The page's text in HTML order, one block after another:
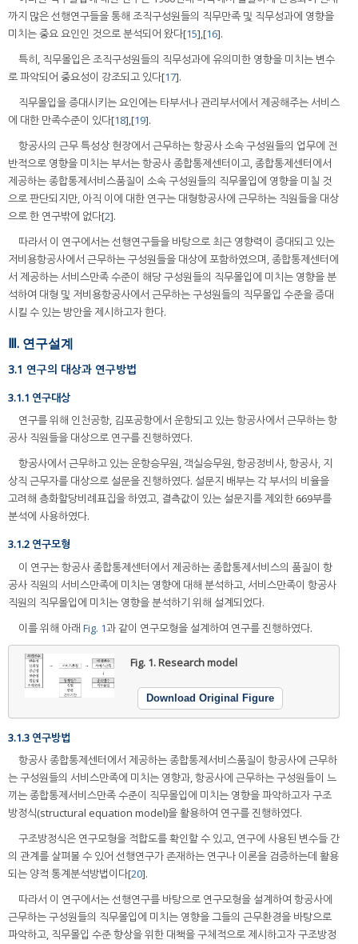
까지 많은 선행연구들을 통해 조직구성원들의 직무만족 및 직무성과에 영향을
미치는 중요 요인인 것으로 분석되어 왔다[15],[16].
특히, 직무몰입은 조직구성원들의 직무성과에 유의미한 영향을 미치는 변수
로 파악되어 중요성이 강조되고 있다[17].
직무몰입을 증대시키는 요인에는 타부서나 관리부서에서 제공해주는 서비스
에 대한 만족수준이 있다[18],[19].
항공사의 근무 특성상 현장에서 근무하는 항공사 소속 구성원들의 업무에 전
반적으로 영향을 미치는 부서는 항공사 종합통제센터이고, 종합통제센터에서
제공하는 종합통제서비스품질이 소속 구성원들의 직무몰입에 영향을 미칠 것
으로 판단되지만, 아직 이에 대한 연구는 대형항공사에 근무하는 직원들을 대상
으로 한 연구밖에 없다[2].
따라서 이 연구에서는 선행연구들을 바탕으로 최근 영향력이 증대되고 있는
저비용항공사에서 근무하는 구성원들을 대상에 포함하였으며, 종합통제센터에
서 제공하는 서비스만족 수준이 해당 구성원들의 직무몰입에 미치는 영향을 분
석하여 대형 및 저비용항공사에서 근무하는 구성원들의 직무몰입 수준을 증대
시킬 수 있는 방안을 제시하고자 한다.
Ⅲ. 연구설계
3.1 연구의 대상과 연구방법
3.1.1 연구대상
연구를 위해 인천공항, 김포공항에서 운항되고 있는 항공사에서 근무하는 항
공사 직원들을 대상으로 연구를 진행하였다.
항공사에서 근무하고 있는 운항승무원, 객실승무원, 항공정비사, 항공사, 지
상직 근무자를 대상으로 설문을 진행하였다. 설문지 배부는 각 부서의 비율을
고려해 층화할당비례표집을 하였고, 결측값이 있는 설문지를 제외한 669부를
분석에 사용하였다.
3.1.2 연구모형
이 연구는 항공사 종합통제센터에서 제공하는 종합통제서비스의 품질이 항
공사 직원의 서비스만족에 미치는 영향에 대해 분석하고, 서비스만족이 항공사
직원의 직무몰입에 미치는 영향을 분석하기 위해 설계되었다.
이를 위해 아래 Fig. 1과 같이 연구모형을 설계하여 연구를 진행하였다.
Fig. 1.Research model
Download Original Figure
3.1.3 연구방법
항공사 종합통제센터에서 제공하는 종합통제서비스품질이 항공사에 근무하
는 구성원들의 서비스만족에 미치는 영향과, 항공사에 근무하는 구성원들이 느
끼는 종합통제서비스만족 수준이 직무몰입에 미치는 영향을 파악하고자 구조
방정식(structural equation model)을 활용하여 연구를 진행하였다.
구조방정식은 연구모형을 적합도를 확인할 수 있고, 연구에 사용된 변수들 간
의 관계를 살펴볼 수 있어 선행연구가 존재하는 연구나 이론을 검증하는데 활용
되는 양적 통계분석방법이다[20].
따라서 이 연구에서는 선행연구를 바탕으로 연구모형을 설계하여 항공사에
근무하는 구성원들의 직무몰입에 미치는 영향을 그들의 근무환경을 바탕으로
파악하고, 직무몰입 수준 향상을 위한 대책을 구체적으로 제시하고자 구조방정